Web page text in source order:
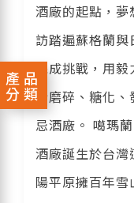
產品
分類
酒廠的起點，
訪踏遍蘇格蘭
完成挑戰，用毅
行磨碎、糖化
忌酒廠。 噶瑪
酒廠誕生於台
陽平原擁百年雪